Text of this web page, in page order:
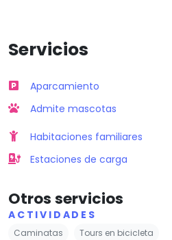
Servicios
Aparcamiento
Admite mascotas
Habitaciones familiares
Estaciones de carga
Otros servicios
ACTIVIDADES
Caminatas Tours en bicicleta